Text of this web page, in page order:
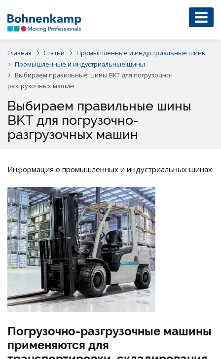
Главная Статьи
Промышленные и индустриальные шины
Промышленные и индустриальные шины
Выбираем правильные шины BKT для погрузочно-
разгрузочных машин
Выбираем правильные шины
BKT для погрузочно-
разгрузочных машин
Информация о промышленных и индустриальных шинах
Погрузочно-разгрузочные машины
применяются для